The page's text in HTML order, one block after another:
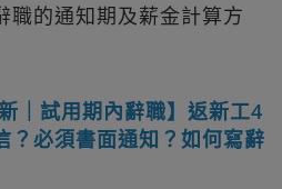
職的通知期及薪金計算方
｜試用期內辭職】返新工4
？必須書面通知？如何寫辭